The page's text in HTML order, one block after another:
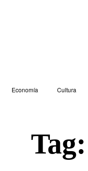
Economía Cultura
Tag: